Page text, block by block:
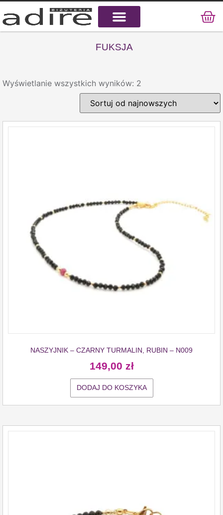
FUKSJA
Wyświetlanie wszystkich wyników: 2
NASZYJNIK – CZARNY TURMALIN, RUBIN – N009
149,00 zł
DODAJ DO KOSZYKA